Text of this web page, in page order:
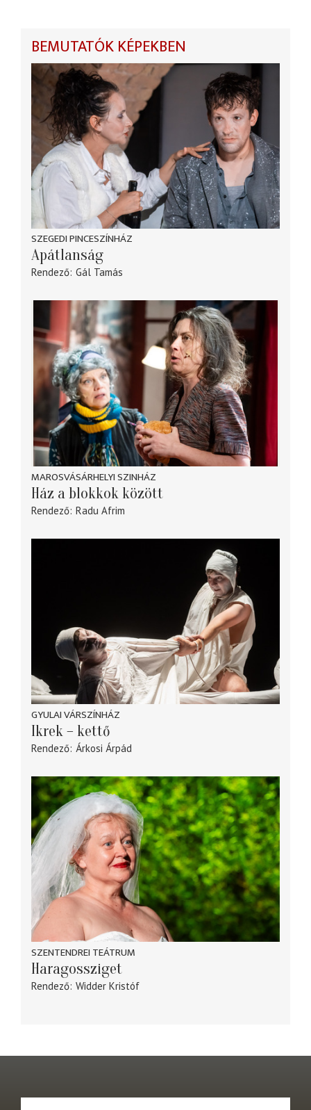
BEMUTATÓK KÉPEKBEN
SZEGEDI PINCESZÍNHÁZ
Apátlanság
Rendező Gál Tamás
MAROSVÁSÁRHELYI SZINHÁZ
Ház a blokkok között
Rendező Radu Afrim
GYULAI VÁRSZÍNHÁZ
Ikrek – kettő
Rendező Árkosi Árpád
SZENTENDREI TEÁTRUM
Haragossziget
Rendező Widder Kristóf